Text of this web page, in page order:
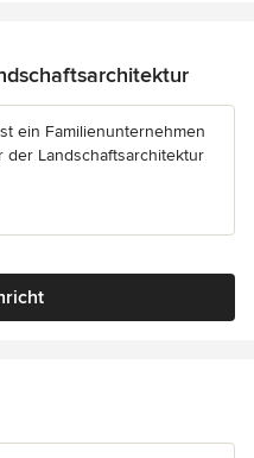
ein Familienunternehmen
der Landschaftsarchitektur